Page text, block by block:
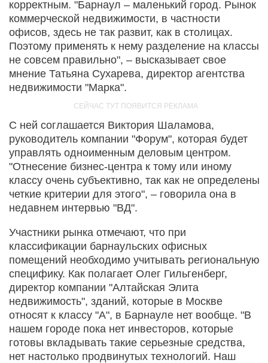
корректным. "Барнаул – маленький город. Рынок
коммерческой недвижимости, в частности
офисов, здесь не так развит, как в столицах.
Поэтому применять к нему разделение на классы
не совсем правильно", – высказывает свое
мнение Татьяна Сухарева, директор агентства
недвижимости "Марка".
С ней соглашается Виктория Шаламова,
руководитель компании "Форум", которая будет
управлять одноименным деловым центром.
"Отнесение бизнес-центра к тому или иному
классу очень субъективно, так как не определены
четкие критерии для этого", – говорила она в
недавнем интервью "ВД".
Участники рынка отмечают, что при
классификации барнаульских офисных
помещений необходимо учитывать региональную
специфику. Как полагает Олег Гильгенберг,
директор компании "Алтайская Элита
недвижимость", зданий, которые в Москве
относят к классу "А", в Барнауле нет вообще. "В
нашем городе пока нет инвесторов, которые
готовы вкладывать такие серьезные средства,
нет настолько продвинутых технологий. Наш